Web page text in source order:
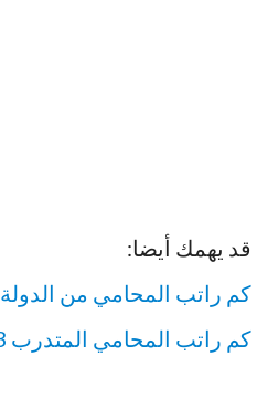
قد يهمك أيضا:
كم راتب المحامي من الدولة
كم راتب المحامي المتدرب 2023